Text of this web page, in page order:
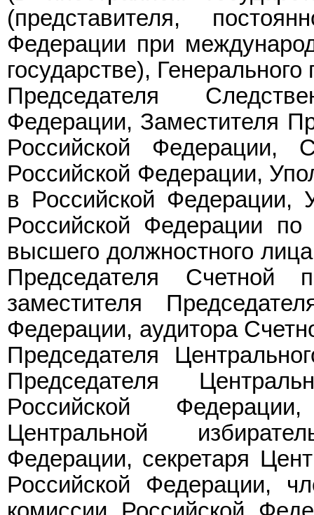
(представителя,
Федерации при
государстве),
Председателя
Федерации, Заместителя
Российской Федерации,
Российской Федерации,
в Российской Федерации,
Российской Федерации
высшего должностного
Председателя Счетной
заместителя
Федерации, аудитора
Председателя
Председателя
Российской
Центральной
Федерации, секретаря
Российской Федерации,